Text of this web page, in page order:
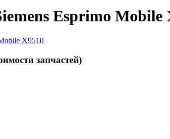
Esprimo Mobile
запчастей)